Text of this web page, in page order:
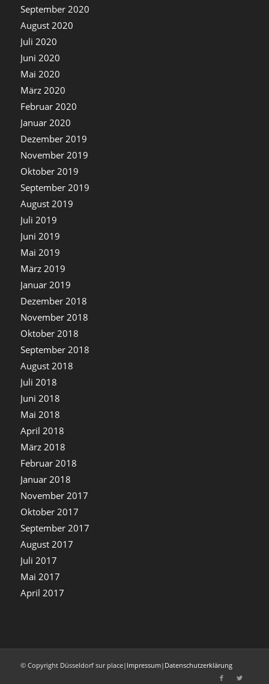
September 2020
August 2020
Juli 2020
Juni 2020
Mai 2020
März 2020
Februar 2020
Januar 2020
Dezember 2019
November 2019
Oktober 2019
September 2019
August 2019
Juli 2019
Juni 2019
Mai 2019
März 2019
Januar 2019
Dezember 2018
November 2018
Oktober 2018
September 2018
August 2018
Juli 2018
Juni 2018
Mai 2018
April 2018
März 2018
Februar 2018
Januar 2018
November 2017
Oktober 2017
September 2017
August 2017
Juli 2017
Mai 2017
April 2017
© Copyright Düsseldorf sur place| Impressum| Datenschutzerklärung